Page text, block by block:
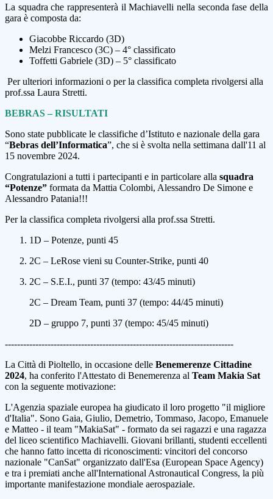
La squadra che rappresenterà il Machiavelli nella seconda fase della
gara è composta da:
Giacobbe Riccardo (3D)
Melzi Francesco (3C) – 4° classificato
Toffetti Gabriele (3D) – 5° classificato
Per ulteriori informazioni o per la classifica completa rivolgersi alla
prof.ssa Laura Stretti.
BEBRAS – RISULTATI
Sono state pubblicate le classifiche d’Istituto e nazionale della gara
“Bebras dell’Informatica”, che si è svolta nella settimana dall'11 al
15 novembre 2024.
Congratulazioni a tutti i partecipanti e in particolare alla squadra
“Potenze” formata da Mattia Colombi, Alessandro De Simone e
Alessandro Patania!!!
Per la classifica completa rivolgersi alla prof.ssa Stretti.
1D – Potenze, punti 45
2C – LeRose vieni su Counter-Strike, punti 40
2C – S.E.I., punti 37 (tempo: 43/45 minuti)
2C – Dream Team, punti 37 (tempo: 44/45 minuti)
2D – gruppo 7, punti 37 (tempo: 45/45 minuti)
---------------------------------------------------------------------------
La Città di Pioltello, in occasione delle Benemerenze Cittadine
2024, ha conferito l'Attestato di Benemerenza al Team Makia Sat
con la seguente motivazione:
L'Agenzia spaziale europea ha giudicato il loro progetto "il migliore
d'Italia". Sono Gaia, Giulio, Demetrio, Tommaso, Jacopo, Emanuele
e Matteo - il team "MakiaSat" - formato da sei ragazzi e una ragazza
del liceo scientifico Machiavelli. Giovani brillanti, studenti eccellenti
che hanno fatto incetta di riconoscimenti: vincitori del concorso
nazionale "CanSat" organizzato dall'Esa (European Space Agency)
e tra i premiati anche all'International Astronautical Congress, la più
importante manifestazione mondiale aerospaziale.